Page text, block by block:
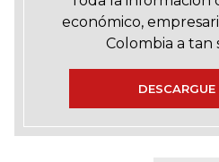
económico,
Colombia a tan